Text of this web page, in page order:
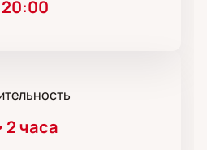
20:00
2 часа